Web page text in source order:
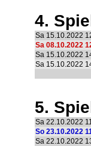
4.
Sa 15.10.2022
Sa 08.10.2022
Sa 15.10.2022
Sa 15.10.2022
5.
Sa 22.10.2022
So 23.10.2022
Sa 22.10.2022